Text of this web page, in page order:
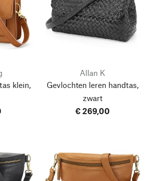
klein,
Allan K
Gevlochten leren handtas,
zwart
€ 269,00